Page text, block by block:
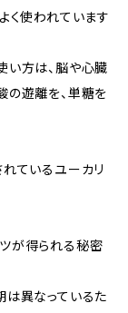
く使われています
い方は、脳や心臓
の遊離を、単糖を
ているユーカリ
が得られる秘密
は異なっているた